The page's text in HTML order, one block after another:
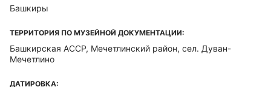
Башкиры
ТЕРРИТОРИЯ ПО МУЗЕЙНОЙ ДОКУМЕНТАЦИИ:
Башкирская ACCP, Мечетлинский район, сел. Дуван-
Мечетлино
ДАТИРОВКА: